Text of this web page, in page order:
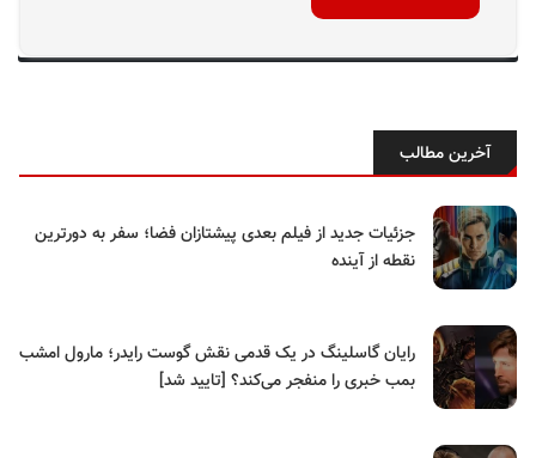
آخرین مطالب
جزئیات جدید از فیلم بعدی پیشتازان فضا؛ سفر به دورترین
نقطه از آینده
رایان گاسلینگ در یک قدمی نقش گوست رایدر؛ مارول امشب
بمب خبری را منفجر می‌کند؟ [تایید شد]